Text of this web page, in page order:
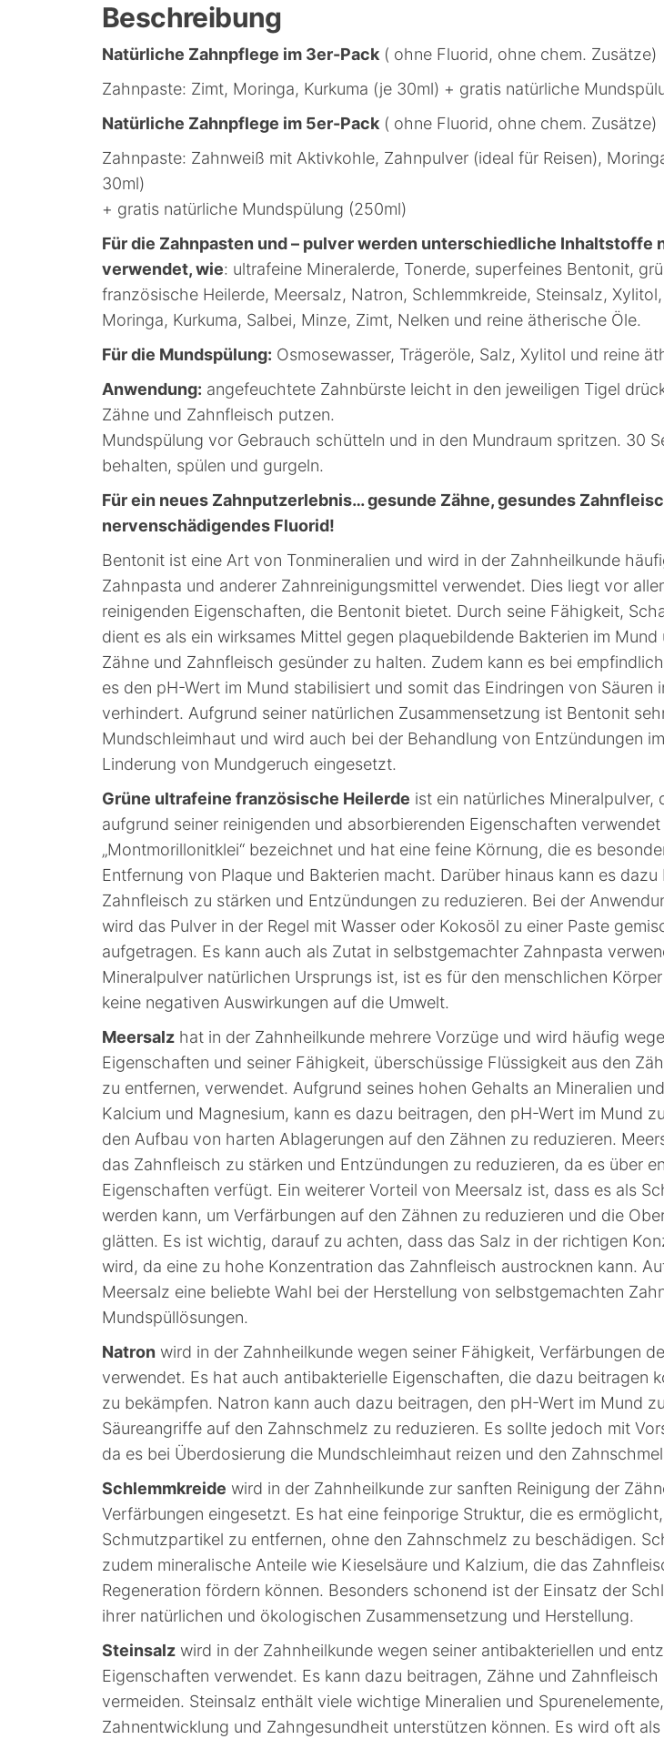
Beschreibung
Natürliche Zahnpflege im 3er-Pack ( ohne Fluorid, ohne chem. Zusätze)
Zahnpaste: Zimt, Moringa, Kurkuma (je 30ml) + gratis natürliche
Natürliche Zahnpflege im 5er-Pack ( ohne Fluorid, ohne chem. Zusätze)
Zahnpaste: Zahnweiß mit Aktivkohle, Zahnpulver (ideal für Reisen),
30ml)
+ gratis natürliche Mundspülung (250ml)
Für die Zahnpasten und – pulver werden unterschiedliche Inhaltstoffe
verwendet, wie: ultrafeine Mineralerde, Tonerde, superfeines Bentonit,
französische Heilerde, Meersalz, Natron, Schlemmkreide, Steinsalz,
Moringa, Kurkuma, Salbei, Minze, Zimt, Nelken und reine ätherische Öle.
Für die Mundspülung: Osmosewasser, Trägeröle, Salz, Xylitol und reine
Anwendung: angefeuchtete Zahnbürste leicht in den jeweiligen Tigel
Zähne und Zahnfleisch putzen.
Mundspülung vor Gebrauch schütteln und in den Mundraum spritzen. 30
behalten, spülen und gurgeln.
Für ein neues Zahnputzerlebnis… gesunde Zähne, gesundes
nervenschädigendes Fluorid!
Bentonit ist eine Art von Tonmineralien und wird in der Zahnheilkunde
Zahnpasta und anderer Zahnreinigungsmittel verwendet. Dies liegt vor
reinigenden Eigenschaften, die Bentonit bietet. Durch seine Fähigkeit,
dient es als ein wirksames Mittel gegen plaquebildende Bakterien im
Zähne und Zahnfleisch gesünder zu halten. Zudem kann es bei
es den pH-Wert im Mund stabilisiert und somit das Eindringen von Säuren
verhindert. Aufgrund seiner natürlichen Zusammensetzung ist Bentonit
Mundschleimhaut und wird auch bei der Behandlung von Entzündungen
Linderung von Mundgeruch eingesetzt.
Grüne ultrafeine französische Heilerde ist ein natürliches Mineralpulver,
aufgrund seiner reinigenden und absorbierenden Eigenschaften
„Montmorillonitklei“ bezeichnet und hat eine feine Körnung, die es
Entfernung von Plaque und Bakterien macht. Darüber hinaus kann es
Zahnfleisch zu stärken und Entzündungen zu reduzieren. Bei der
wird das Pulver in der Regel mit Wasser oder Kokosöl zu einer Paste
aufgetragen. Es kann auch als Zutat in selbstgemachter Zahnpasta
Mineralpulver natürlichen Ursprungs ist, ist es für den menschlichen
keine negativen Auswirkungen auf die Umwelt.
Meersalz hat in der Zahnheilkunde mehrere Vorzüge und wird häufig
Eigenschaften und seiner Fähigkeit, überschüssige Flüssigkeit aus den
zu entfernen, verwendet. Aufgrund seines hohen Gehalts an Mineralien
Kalcium und Magnesium, kann es dazu beitragen, den pH-Wert im Mund
den Aufbau von harten Ablagerungen auf den Zähnen zu reduzieren.
das Zahnfleisch zu stärken und Entzündungen zu reduzieren, da es über
Eigenschaften verfügt. Ein weiterer Vorteil von Meersalz ist, dass es als
werden kann, um Verfärbungen auf den Zähnen zu reduzieren und die
glätten. Es ist wichtig, darauf zu achten, dass das Salz in der richtigen
wird, da eine zu hohe Konzentration das Zahnfleisch austrocknen kann.
Meersalz eine beliebte Wahl bei der Herstellung von selbstgemachten
Mundspüllösungen.
Natron wird in der Zahnheilkunde wegen seiner Fähigkeit, Verfärbungen
verwendet. Es hat auch antibakterielle Eigenschaften, die dazu beitragen
zu bekämpfen. Natron kann auch dazu beitragen, den pH-Wert im Mund
Säureangriffe auf den Zahnschmelz zu reduzieren. Es sollte jedoch mit
da es bei Überdosierung die Mundschleimhaut reizen und den
Schlemmkreide wird in der Zahnheilkunde zur sanften Reinigung der
Verfärbungen eingesetzt. Es hat eine feinporige Struktur, die es
Schmutzpartikel zu entfernen, ohne den Zahnschmelz zu beschädigen.
zudem mineralische Anteile wie Kieselsäure und Kalzium, die das
Regeneration fördern können. Besonders schonend ist der Einsatz der
ihrer natürlichen und ökologischen Zusammensetzung und Herstellung.
Steinsalz wird in der Zahnheilkunde wegen seiner antibakteriellen und
Eigenschaften verwendet. Es kann dazu beitragen, Zähne und
vermeiden. Steinsalz enthält viele wichtige Mineralien und
Zahnentwicklung und Zahngesundheit unterstützen können. Es wird oft